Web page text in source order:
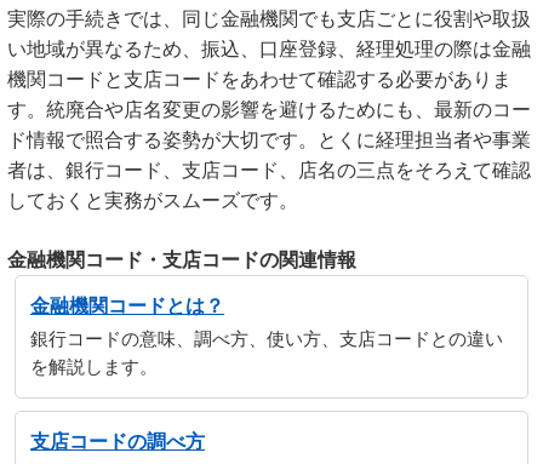
実際の手続きでは、同じ金融機関でも支店ごとに役割や取扱
い地域が異なるため、振込、口座登録、経理処理の際は金融
機関コードと支店コードをあわせて確認する必要がありま
す。統廃合や店名変更の影響を避けるためにも、最新のコー
ド情報で照合する姿勢が大切です。とくに経理担当者や事業
者は、銀行コード、支店コード、店名の三点をそろえて確認
しておくと実務がスムーズです。
金融機関コード・支店コードの関連情報
金融機関コードとは？
銀行コードの意味、調べ方、使い方、支店コードとの違い
を解説します。
支店コードの調べ方